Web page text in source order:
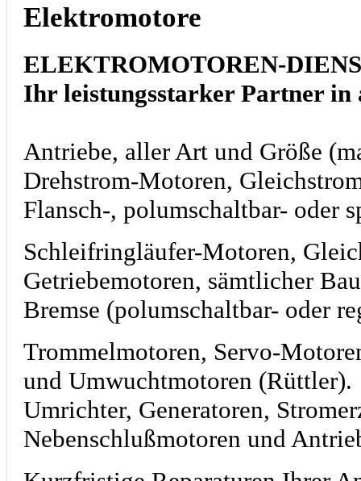
Elektromotore
ELEKTROMOTOREN-
Ihr leistungsstarker Partner in
Antriebe, aller Art und Größe
Drehstrom-Motoren,
Flansch-, polumschaltbar- oder
Schleifringläufer-Motoren,
Getriebemotoren, sämtlicher
Bremse (polumschaltbar- oder
Trommelmotoren, Servo-
und Umwuchtmotoren
Umrichter, Generatoren,
Nebenschlußmotoren und